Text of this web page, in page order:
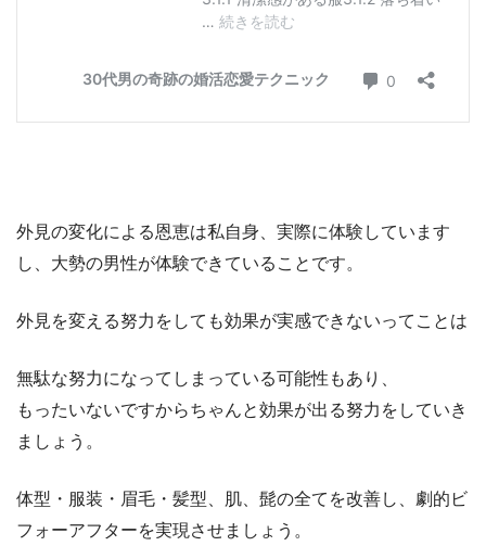
外見の変化による恩恵は私自身、実際に体験しています
し、大勢の男性が体験できていることです。
外見を変える努力をしても効果が実感できないってことは
無駄な努力になってしまっている可能性もあり、
もったいないですからちゃんと効果が出る努力をしていき
ましょう。
体型・服装・眉毛・髪型、肌、髭の全てを改善し、劇的ビ
フォーアフターを実現させましょう。